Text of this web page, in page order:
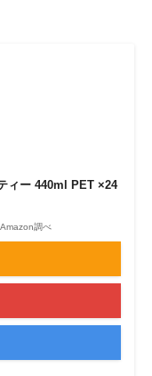
ィー 440ml PET ×24
調べ